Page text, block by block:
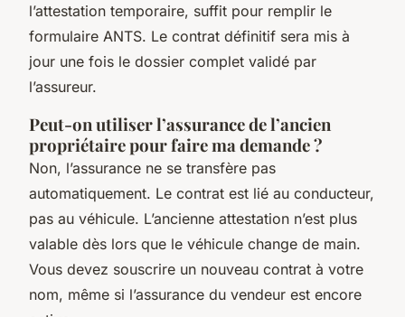
l’attestation temporaire, suffit pour remplir le
formulaire ANTS. Le contrat définitif sera mis à
jour une fois le dossier complet validé par
l’assureur.
Peut-on utiliser l’assurance de l’ancien
propriétaire pour faire ma demande ?
Non, l’assurance ne se transfère pas
automatiquement. Le contrat est lié au conducteur,
pas au véhicule. L’ancienne attestation n’est plus
valable dès lors que le véhicule change de main.
Vous devez souscrire un nouveau contrat à votre
nom, même si l’assurance du vendeur est encore